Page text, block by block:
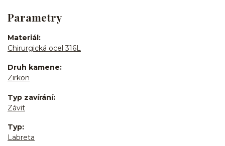
Parametry
Materiál
Chirurgická ocel 316L
Druh kamene
Zirkon
Typ zavírání
Závit
Typ
Labreta